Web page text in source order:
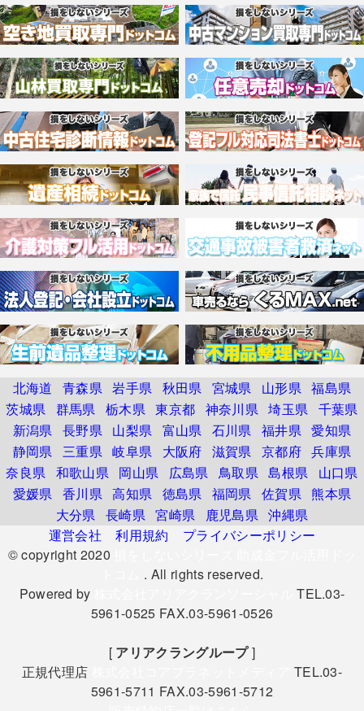
北海道 青森県 岩手県 秋田県 宮城県 山形県 福島県
茨城県 群馬県 栃木県 東京都 神奈川県 埼玉県 千葉県
新潟県 長野県 山梨県 富山県 石川県 福井県 愛知県
静岡県 三重県 岐阜県 大阪府 滋賀県 京都府 兵庫県
奈良県 和歌山県 岡山県 広島県 鳥取県 島根県
山口県
愛媛県 香川県 高知県 徳島県 福岡県 佐賀県 熊本県
大分県 長崎県 宮崎県 鹿児島県 沖縄県
運営会社
利用規約
プライバシーポリシー
© copyright 2020
. All rights reserved.
Powered by
TEL.03-
5961-0525 FAX.03-5961-0526
[ アリアクラングループ]
正規代理店
TEL.03-
5961-5711 FAX.03-5961-5712